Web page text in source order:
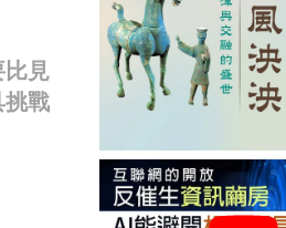
比見
挑戰